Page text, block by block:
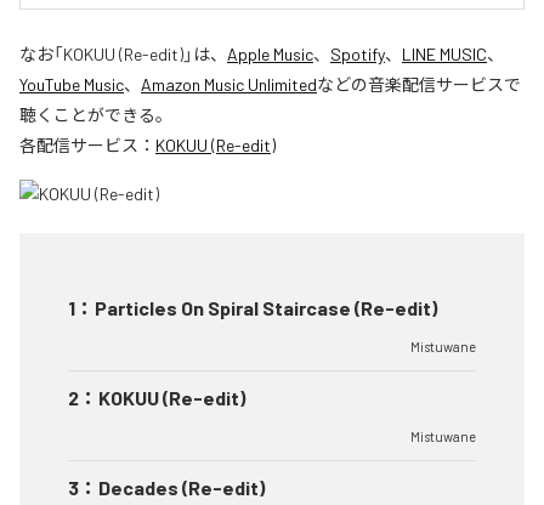
なお「KOKUU (Re-edit)」は、 Apple Music、 Spotify、 LINE MUSIC、
YouTube Music、 Amazon Music Unlimitedなどの音楽配信サービスで
聴くことができる。
各配信サービス： KOKUU (Re-edit)
1 ： Particles On Spiral Staircase (Re-edit)
Mistuwane
2 ： KOKUU (Re-edit)
Mistuwane
3 ： Decades (Re-edit)